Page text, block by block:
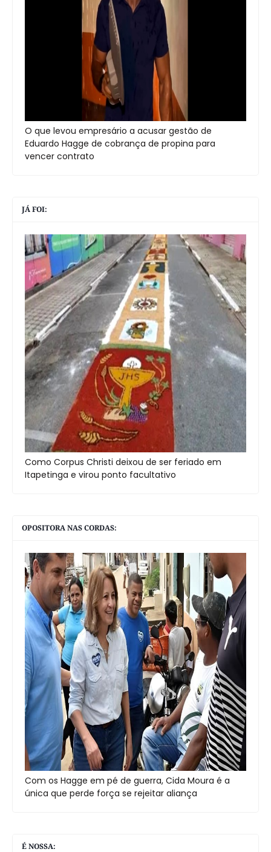
O que levou empresário a acusar gestão de
Eduardo Hagge de cobrança de propina para
vencer contrato
JÁ FOI:
Como Corpus Christi deixou de ser feriado em
Itapetinga e virou ponto facultativo
OPOSITORA NAS CORDAS:
Com os Hagge em pé de guerra, Cida Moura é a
única que perde força se rejeitar aliança
É NOSSA: